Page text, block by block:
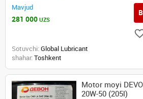
Mavjud
281 000 UZS
Sotuvchi: Global Lubricant
shahar: Toshkent
Motor moyi
20W-50 (205l)